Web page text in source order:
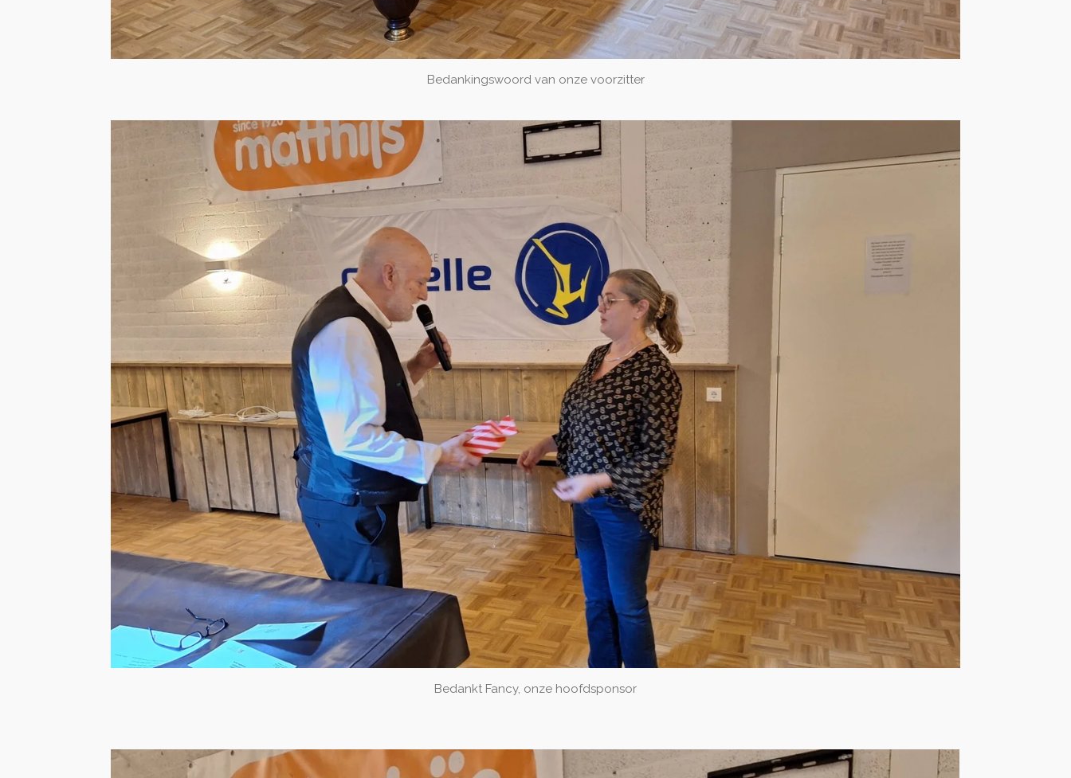
Bedankingswoord van onze voorzitter
Bedankt Fancy, onze hoofdsponsor